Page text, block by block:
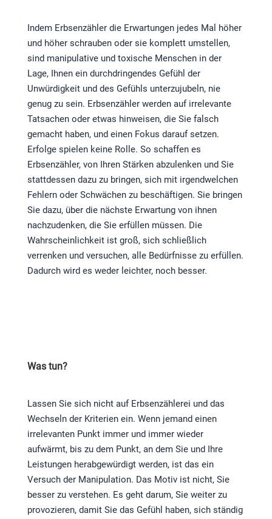
Indem Erbsenzähler die Erwartungen jedes Mal höher
und höher schrauben oder sie komplett umstellen,
sind manipulative und toxische Menschen in der
Lage, Ihnen ein durchdringendes Gefühl der
Unwürdigkeit und des Gefühls unterzujubeln, nie
genug zu sein. Erbsenzähler werden auf irrelevante
Tatsachen oder etwas hinweisen, die Sie falsch
gemacht haben, und einen Fokus darauf setzen.
Erfolge spielen keine Rolle. So schaffen es
Erbsenzähler, von Ihren Stärken abzulenken und Sie
stattdessen dazu zu bringen, sich mit irgendwelchen
Fehlern oder Schwächen zu beschäftigen. Sie bringen
Sie dazu, über die nächste Erwartung von ihnen
nachzudenken, die Sie erfüllen müssen. Die
Wahrscheinlichkeit ist groß, sich schließlich
verrenken und versuchen, alle Bedürfnisse zu erfüllen.
Dadurch wird es weder leichter, noch besser.
Was tun?
Lassen Sie sich nicht auf Erbsenzählerei und das
Wechseln der Kriterien ein. Wenn jemand einen
irrelevanten Punkt immer und immer wieder
aufwärmt, bis zu dem Punkt, an dem Sie und Ihre
Leistungen herabgewürdigt werden, ist das ein
Versuch der Manipulation. Das Motiv ist nicht, Sie
besser zu verstehen. Es geht darum, Sie weiter zu
provozieren, damit Sie das Gefühl haben, sich ständig